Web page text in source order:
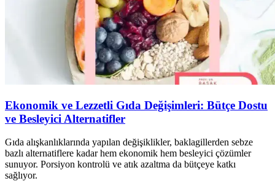
Ekonomik ve Lezzetli Gıda Değişimleri: Bütçe Dostu
ve Besleyici Alternatifler
Gıda alışkanlıklarında yapılan değişiklikler, baklagillerden sebze
bazlı alternatiflere kadar hem ekonomik hem besleyici çözümler
sunuyor. Porsiyon kontrolü ve atık azaltma da bütçeye katkı
sağlıyor.